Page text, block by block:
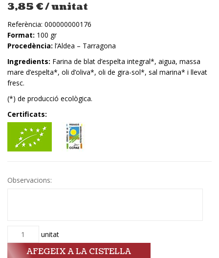
3,85 €/ unitat
Referència: 000000000176
Format: 100 gr
Procedència: l’Aldea – Tarragona
Ingredients: Farina de blat d’espelta integral*, aigua, massa
mare d’espelta*, oli d’oliva*, oli de gira-sol*, sal marina* i llevat
fresc.
(*) de producció ecològica.
Certificats:
Observacions:
Quantitat unitat
AFEGEIX A LA CISTELLA